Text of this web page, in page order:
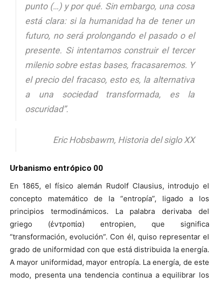
punto (…) y por qué. Sin embargo, una cosa
está clara: si la humanidad ha de tener un
futuro, no será prolongando el pasado o el
presente. Si intentamos construir el tercer
milenio sobre estas bases, fracasaremos. Y
el precio del fracaso, esto es, la alternativa
a una sociedad transformada, es la
oscuridad”.
Eric Hobsbawm, Historia del siglo XX
Urbanismo entrópico 00
En 1865, el físico alemán Rudolf Clausius, introdujo el
concepto matemático de la “entropía”, ligado a los
principios termodinámicos. La palabra derivaba del
griego (ἐντροπία) entropien, que significa
“transformación, evolución”. Con él, quiso representar el
grado de uniformidad con que está distribuida la energía.
A mayor uniformidad, mayor entropía. La energía, de este
modo, presenta una tendencia continua a equilibrar los